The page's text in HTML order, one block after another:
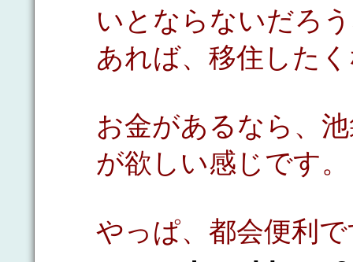
いとならないだろ
あれば、移住した
お金があるなら、
が欲しい感じです。
やっぱ、都会便利